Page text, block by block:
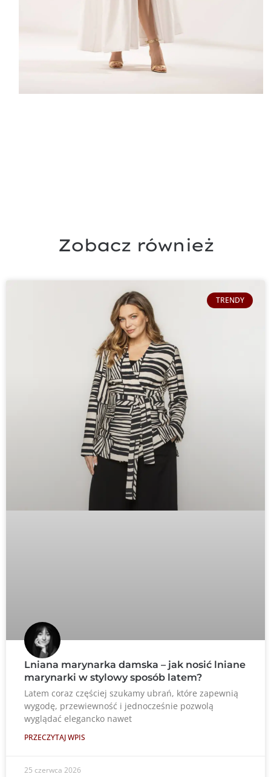
Zobacz również
TRENDY
Lniana marynarka damska – jak nosić lniane
marynarki w stylowy sposób latem?
Latem coraz częściej szukamy ubrań, które zapewnią
wygodę, przewiewność i jednocześnie pozwolą
wyglądać elegancko nawet
PRZECZYTAJ WPIS
25 czerwca 2026